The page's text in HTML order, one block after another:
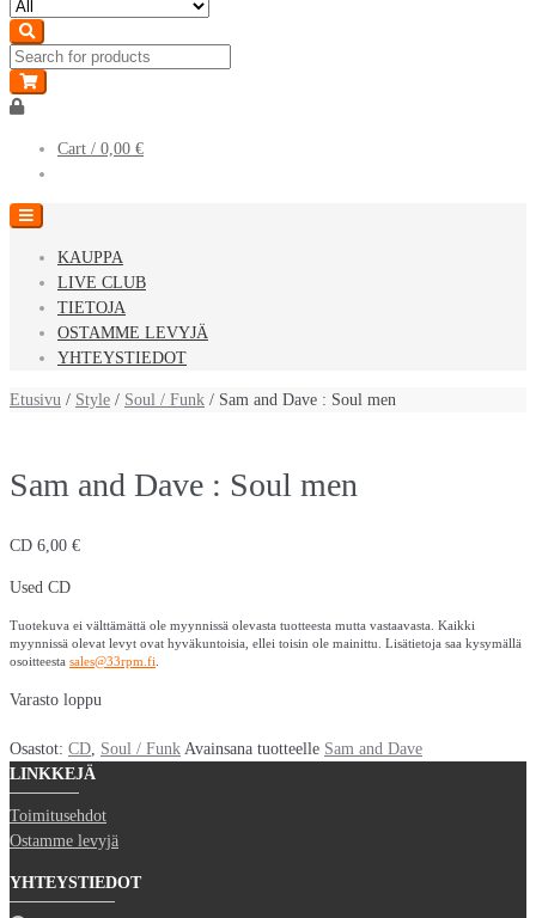
navigation
content
Cart / 0,00 €
KAUPPA
LIVE CLUB
TIETOJA
OSTAMME LEVYJÄ
YHTEYSTIEDOT
Etusivu / Style / Soul / Funk / Sam and Dave : Soul men
Sam and Dave : Soul men
CD 6,00 €
Used CD
Tuotekuva ei välttämättä ole myynnissä olevasta tuotteesta mutta vastaavasta. Kaikki
myynnissä olevat levyt ovat hyväkuntoisia, ellei toisin ole mainittu. Lisätietoja saa kysymällä
osoitteesta sales@33rpm.fi
Varasto loppu
Osastot: CD Soul / Funk Avainsana tuotteelle Sam and Dave
LINKKEJÄ
Toimitusehdot
Ostamme levyjä
YHTEYSTIEDOT